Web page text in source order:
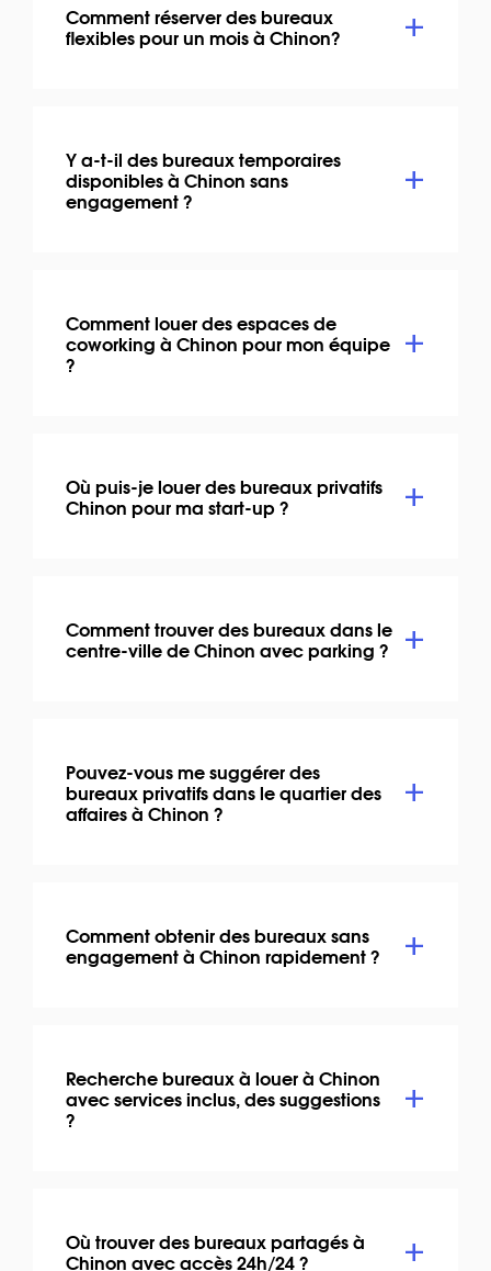
Comment réserver des bureaux
flexibles pour un mois à Chinon?
Y a-t-il des bureaux temporaires
disponibles à Chinon sans
engagement ?
Comment louer des espaces de
coworking à Chinon pour mon équipe
?
Où puis-je louer des bureaux privatifs
Chinon pour ma start-up ?
Comment trouver des bureaux dans le
centre-ville de Chinon avec parking ?
Pouvez-vous me suggérer des
bureaux privatifs dans le quartier des
affaires à Chinon ?
Comment obtenir des bureaux sans
engagement à Chinon rapidement ?
Recherche bureaux à louer à Chinon
avec services inclus, des suggestions
?
Où trouver des bureaux partagés à
Chinon avec accès 24h/24 ?